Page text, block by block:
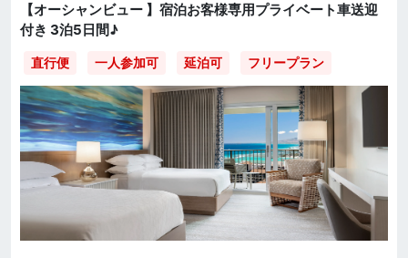
【オーシャンビュー 】宿泊お客様専用プライベート車送迎
付き 3泊5日間♪
直行便 一人参加可 延泊可 フリープラン